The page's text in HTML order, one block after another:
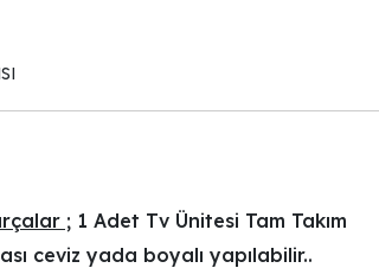
; 1 Adet Tv Ünitesi Tam Takım
ceviz yada boyalı yapılabilir..